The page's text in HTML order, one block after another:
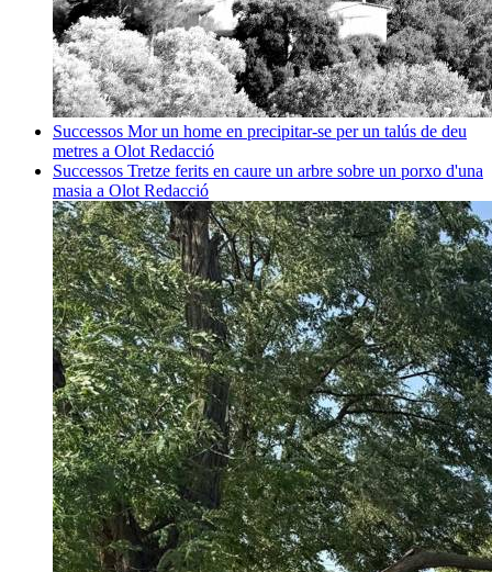
Successos Mor un home en precipitar-se per un talús de deu
metres a Olot Redacció
Successos Tretze ferits en caure un arbre sobre un porxo d'una
masia a Olot Redacció